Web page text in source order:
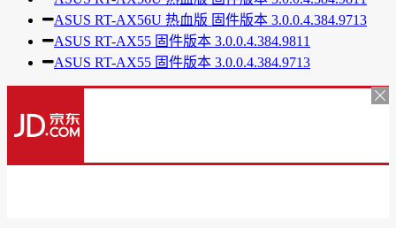
ASUS RT-AX56U 热血版 固件版本 3.0.0.4.384.9713
ASUS RT-AX55 固件版本 3.0.0.4.384.9811
ASUS RT-AX55 固件版本 3.0.0.4.384.9713